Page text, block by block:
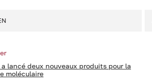
a lancé deux nouveaux produits pour la
moléculaire